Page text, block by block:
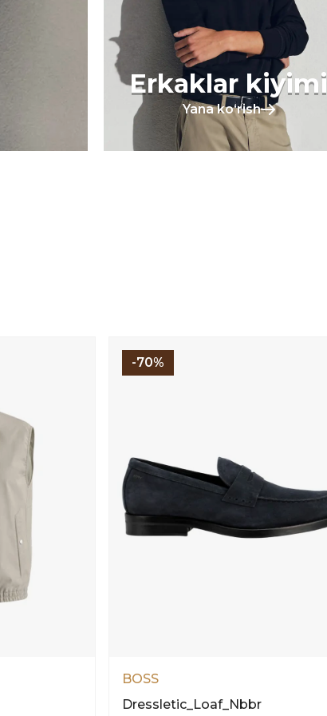
Erkaklar kiyimi
Yana koʻrish
-70%
BOSS
Dressletic_Loaf_Nbbr